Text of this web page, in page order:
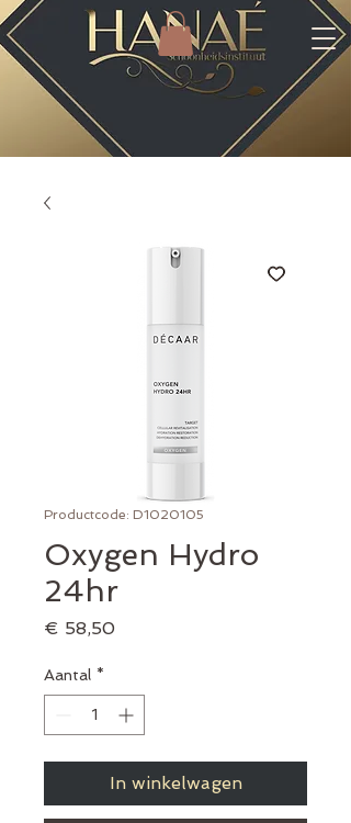
Productcode: D1020105
Oxygen Hydro
24hr
€ 58,50Prijs
Aantal *
In winkelwagen